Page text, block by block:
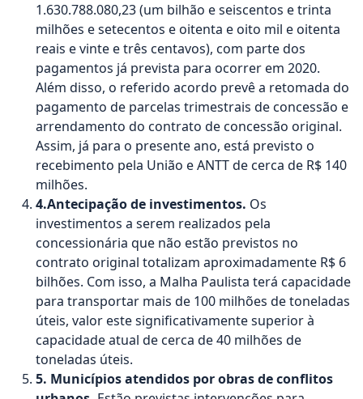
1.630.788.080,23 (um bilhão e seiscentos e trinta
milhões e setecentos e oitenta e oito mil e oitenta
reais e vinte e três centavos), com parte dos
pagamentos já prevista para ocorrer em 2020.
Além disso, o referido acordo prevê a retomada do
pagamento de parcelas trimestrais de concessão e
arrendamento do contrato de concessão original.
Assim, já para o presente ano, está previsto o
recebimento pela União e ANTT de cerca de R$ 140
milhões.
4.Antecipação de investimentos. Os
investimentos a serem realizados pela
concessionária que não estão previstos no
contrato original totalizam aproximadamente R$ 6
bilhões. Com isso, a Malha Paulista terá capacidade
para transportar mais de 100 milhões de toneladas
úteis, valor este significativamente superior à
capacidade atual de cerca de 40 milhões de
toneladas úteis.
5. Municípios atendidos por obras de conflitos